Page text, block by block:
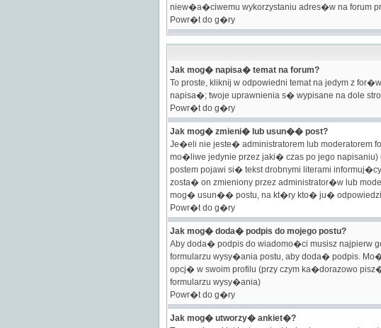
niew�a�ciwemu wykorzystaniu adres�w na forum
Powr�t do g�ry
Jak mog� napisa� temat na forum?
To proste, kliknij w odpowiedni temat na jedym z
napisa�; twoje uprawnienia s� wypisane na dole
Powr�t do g�ry
Jak mog� zmieni� lub usun�� post?
Je�eli nie jeste� administratorem lub moderatorem
mo�liwe jedynie przez jaki� czas po jego napisaniu)
postem pojawi si� tekst drobnymi literami
zosta� on zmieniony przez administrator�w lub
mog� usun�� postu, na kt�ry kto� ju�
Powr�t do g�ry
Jak mog� doda� podpis do mojego postu?
Aby doda� podpis do wiadomo�ci musisz najpierw
formularzu wysy�ania postu, aby doda� podpis.
opcj� w swoim profilu (przy czym ka�dorazowo
formularzu wysy�ania)
Powr�t do g�ry
Jak mog� utworzy� ankiet�?